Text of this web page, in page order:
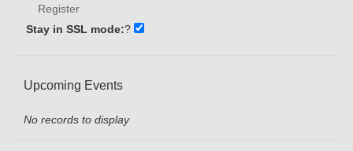
Register
Stay in SSL mode:?
Upcoming Events
No records to display